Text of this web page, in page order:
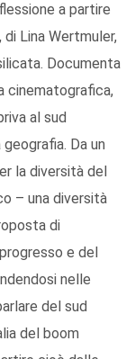
a partire
di Lina Wertmuler,
Documenta
cinematografica,
al sud
Da un
la diversità del
– una diversità
di
e del
nelle
del sud
del boom